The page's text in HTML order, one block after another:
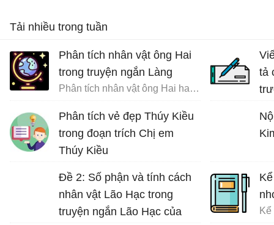
Tải nhiều trong tuần
Phân tích nhân vật ông Hai
trong truyện ngắn Làng
Phân tích nhân vật ông Hai hay nhất
Phân tích vẻ đẹp Thúy Kiều
trong đoạn trích Chị em
Thúy Kiều
Đề 2: Số phận và tính cách
nhân vật Lão Hạc trong
truyện ngắn Lão Hạc của
tả